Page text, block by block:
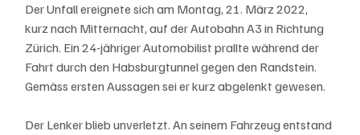
Der Unfall ereignete sich am Montag, 21. März 2022,
kurz nach Mitternacht, auf der Autobahn A3 in Richtung
Zürich. Ein 24-jähriger Automobilist prallte während der
Fahrt durch den Habsburgtunnel gegen den Randstein.
Gemäss ersten Aussagen sei er kurz abgelenkt gewesen.
Der Lenker blieb unverletzt. An seinem Fahrzeug entstand